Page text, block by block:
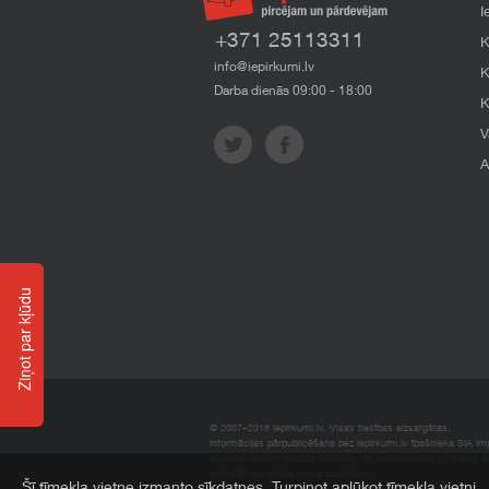
+371 25113311
info@iepirkumi.lv
Darba dienās 09:00 - 18:00
© 2007–2018 Iepirkumi.lv. Visas tiesības aizsargātas.
Informācijas pārpublicēšana bez iepirkumi.lv īpašnieka SIA
Ziņot par kļūdu